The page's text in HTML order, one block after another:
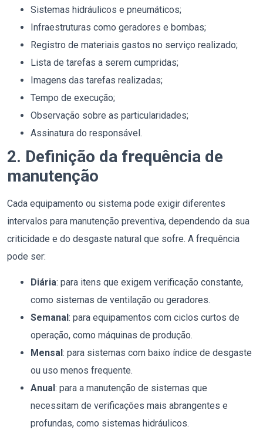
Sistemas hidráulicos e pneumáticos;
Infraestruturas como geradores e bombas;
Registro de materiais gastos no serviço realizado;
Lista de tarefas a serem cumpridas;
Imagens das tarefas realizadas;
Tempo de execução;
Observação sobre as particularidades;
Assinatura do responsável.
2. Definição da frequência de
manutenção
Cada equipamento ou sistema pode exigir diferentes
intervalos para manutenção preventiva, dependendo da sua
criticidade e do desgaste natural que sofre. A frequência
pode ser:
Diária: para itens que exigem verificação constante,
como sistemas de ventilação ou geradores.
Semanal : para equipamentos com ciclos curtos de
operação, como máquinas de produção.
Mensal : para sistemas com baixo índice de desgaste
ou uso menos frequente.
Anual : para a manutenção de sistemas que
necessitam de verificações mais abrangentes e
profundas, como sistemas hidráulicos.